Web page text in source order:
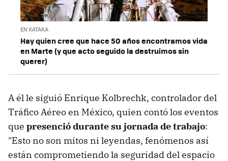
EN XATAKA
Hay quien cree que hace 50 años encontramos vida
en Marte (y que acto seguido la destruimos sin
querer)
A él le siguió Enrique Kolbrechk, controlador del
Tráfico Aéreo en México, quien contó los eventos
que presenció durante su jornada de trabajo:
"Esto no son mitos ni leyendas, fenómenos así
están comprometiendo la seguridad del espacio